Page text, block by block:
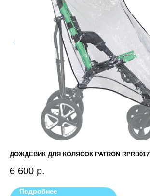
ДОЖДЕВИК ДЛЯ КОЛЯСОК PATRON RPRB017
6 600 р.
Подробнее